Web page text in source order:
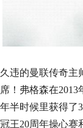
久违的曼联传奇主
席！弗格森在
年半时候里获得了
冠王20周年操心赛